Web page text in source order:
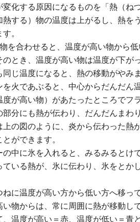
化する原因になるものを「熱（ね
する）物の温度は上がるし、熱を
。
を合わせると、温度が高い物から
のとき、温度が高い物は温度が下が
じ温度になると、熱の移動がやみま
火であぶると、中心からだんだん
度が高い物）があたったところでフ
部分にも熱が伝わり、だんだんまわ
上の図のように、炎から伝わった熱
ができます。
の中に氷を入れると、みるみるとけ
ている熱が、氷に伝わり、氷をとか
に温度が高い方から低い方へ移っ
い物からは、常に周囲に熱が移動し
温度が高い＝赤、温度が低い＝青